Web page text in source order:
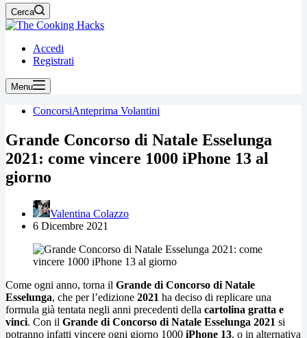
Cerca
Accedi
Registrati
Menu
ConcorsiAnteprima Volantini
Grande Concorso di Natale Esselunga
2021: come vincere 1000 iPhone 13 al
giorno
Valentina Colazzo
6 Dicembre 2021
Come ogni anno, torna il Grande di Concorso di Natale
Esselunga, che per l’edizione 2021 ha deciso di replicare una
formula già tentata negli anni precedenti della cartolina gratta e
vinci. Con il Grande di Concorso di Natale Esselunga 2021 si
potranno infatti vincere ogni giorno 1000 iPhone 13, o in alternativa